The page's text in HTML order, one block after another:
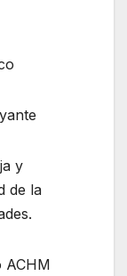
y
de la
ACHM